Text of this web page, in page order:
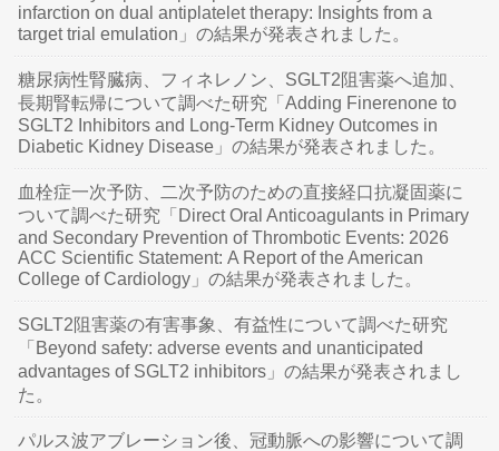
infarction on dual antiplatelet therapy: Insights from a
target trial emulation」の結果が発表されました。
糖尿病性腎臓病、フィネレノン、SGLT2阻害薬へ追加、
長期腎転帰について調べた研究「Adding Finerenone to
SGLT2 Inhibitors and Long-Term Kidney Outcomes in
Diabetic Kidney Disease」の結果が発表されました。
血栓症一次予防、二次予防のための直接経口抗凝固薬に
ついて調べた研究「Direct Oral Anticoagulants in Primary
and Secondary Prevention of Thrombotic Events: 2026
ACC Scientific Statement: A Report of the American
College of Cardiology」の結果が発表されました。
SGLT2阻害薬の有害事象、有益性について調べた研究
「Beyond safety: adverse events and unanticipated
advantages of SGLT2 inhibitors」の結果が発表されまし
た。
パルス波アブレーション後、冠動脈への影響について調